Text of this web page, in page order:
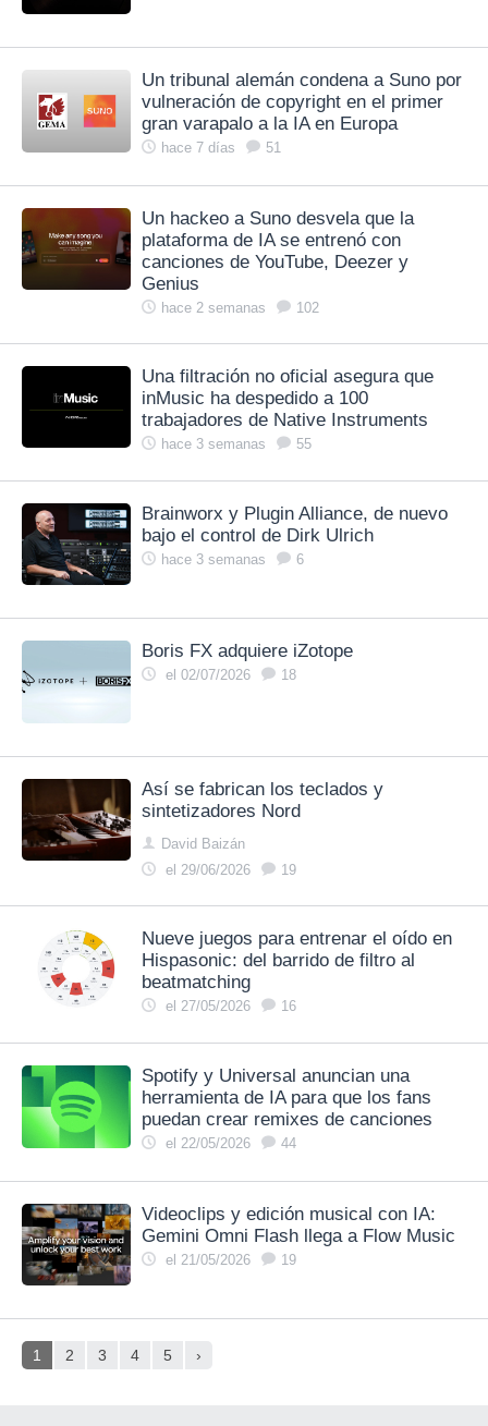
Un tribunal alemán condena a Suno por
vulneración de copyright en el primer
gran varapalo a la IA en Europa
hace 7 días 51
Un hackeo a Suno desvela que la
plataforma de IA se entrenó con
canciones de YouTube, Deezer y
Genius
hace 2 semanas 102
Una filtración no oficial asegura que
inMusic ha despedido a 100
trabajadores de Native Instruments
hace 3 semanas 55
Brainworx y Plugin Alliance, de nuevo
bajo el control de Dirk Ulrich
hace 3 semanas 6
Boris FX adquiere iZotope
el 02/07/2026 18
Así se fabrican los teclados y
sintetizadores Nord
David Baizán
el 29/06/2026
19
Nueve juegos para entrenar el oído en
Hispasonic: del barrido de filtro al
beatmatching
el 27/05/2026 16
Spotify y Universal anuncian una
herramienta de IA para que los fans
puedan crear remixes de canciones
el 22/05/2026 44
Videoclips y edición musical con IA:
Gemini Omni Flash llega a Flow Music
el 21/05/2026 19
1 2 3 4 5 ›